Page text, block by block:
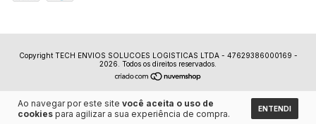
Ao navegar por este site você aceita o uso de
cookies para agilizar a sua experiência de compra. ENTENDI
Copyright TECH ENVIOS SOLUCOES LOGISTICAS LTDA - 47629386000169 -
2026. Todos os direitos reservados.